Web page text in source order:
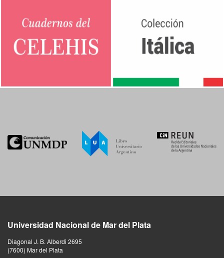
Universidad Nacional de Mar del Plata
Diagonal J. B. Alberdi 2695
(7600) Mar del Plata